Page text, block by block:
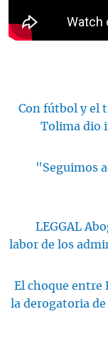
Con fútbol y el
Tolima dio
"Seguimos
LEGGAL
labor de los
El choque entre
la derogatoria